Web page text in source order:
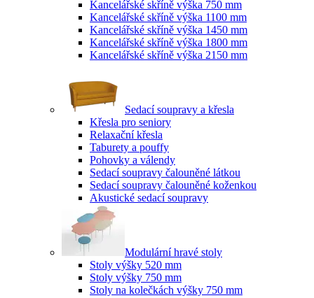
Kancelářské skříně výška 750 mm
Kancelářské skříně výška 1100 mm
Kancelářské skříně výška 1450 mm
Kancelářské skříně výška 1800 mm
Kancelářské skříně výška 2150 mm
Sedací soupravy a křesla
Křesla pro seniory
Relaxační křesla
Taburety a pouffy
Pohovky a válendy
Sedací soupravy čalouněné látkou
Sedací soupravy čalouněné koženkou
Akustické sedací soupravy
Modulární hravé stoly
Stoly výšky 520 mm
Stoly výšky 750 mm
Stoly na kolečkách výšky 750 mm